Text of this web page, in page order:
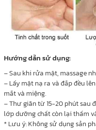
Hướng dẫn sử dụng:
– Sau khi rửa mặt, massage
– Lấy mặt nạ ra và đắp đều
mắt và miệng.
– Thư giãn từ 15-20 phút sau
lớp dưỡng chất còn lại thấm
* Lưu ý: Không sử dụng sản